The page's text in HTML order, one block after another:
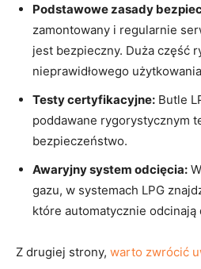
Podstawowe zasady​
zamontowany i regularnie
jest⁤ bezpieczny. Duża część
nieprawidłowego
Testy certyfikacyjne: Butle
poddawane rygorystycznym
bezpieczeństwo.
Awaryjny system odcięcia:
gazu, w systemach LPG
które​ automatycznie odcinają
Z drugiej strony, ⁣ warto zwrócić